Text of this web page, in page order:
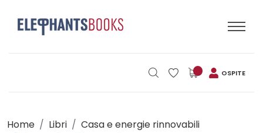
OSPITE
Home Libri
Casa e energie rinnovabili